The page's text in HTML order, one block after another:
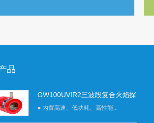
品
GW100UVIR2三波段复合火焰探
● 内置高速、低功耗、高性能...